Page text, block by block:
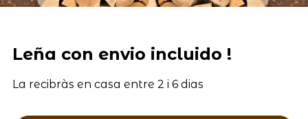
Leña con envio incluido !
La recibràs en casa entre 2 i 6 dias